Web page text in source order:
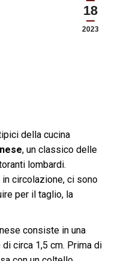
18
2023
della cucina
, un classico delle
lombardi.
circolazione, ci sono
per il taglio, la
consiste in una
circa 1,5 cm. Prima di